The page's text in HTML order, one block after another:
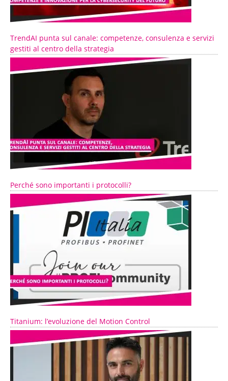
TrendAI punta sul canale: competenze, consulenza e servizi
gestiti al centro della strategia
Perché sono importanti i protocolli?
Titanium: l’evoluzione del Motion Control